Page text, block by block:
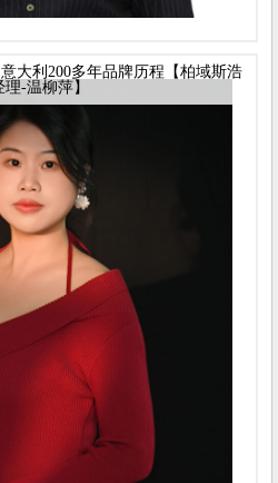
大利200多年品牌历程【柏域斯浩
-温柳萍】